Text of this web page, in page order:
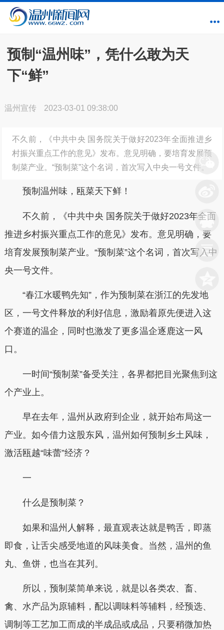
预制“温州味”，凭什么敢为天
下“鲜”
温州宣传 2023-03-01 09:38:00
不久前，《中共中央 国务院关于做好2023年全面推进乡
村振兴重点工作的意见》发布。意见明确，要培育发展预
制菜产业。“预制菜”这个名词，首次写入中央一号文件。
预制温州味，瓯菜天下鲜！
不久前，《中共中央 国务院关于做好2023年全面
推进乡村振兴重点工作的意见》发布。意见明确，要
培育发展预制菜产业。“预制菜”这个名词，首次写入中
央一号文件。
“春江水暖鸭先知”，作为预制菜在浙江的先发地
区，一号文件释放的利好信息，激励着原先便进入这
个赛道的温企，同时也激发了更多温企逐鹿这一风
口。
一时间“预制菜”备受关注，各界都把目光聚焦到这
个产业上。
早在去年，温州从政府到企业，就开始布局这一
产业。如今借力这股东风，温州如何预制乡土风味，
激活瓯越“味蕾”经济？
一
什么是预制菜？
如果和温州人解释，最直观表达就是鸭舌，即蒸
即食，让舌尖感受地道的风味美食。当然，温州的鱼
丸、鱼饼，也当在其列。
所以，预制菜简单来说，就是以各类农、畜、
禽、水产品为原辅料，配以调味料等辅料，经预选、
调制等工艺加工而成的半成品或成品，只要稍微加热